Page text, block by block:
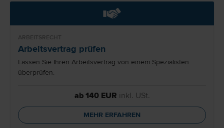
ARBEITSRECHT
Arbeitsvertrag prüfen
Lassen Sie Ihren Arbeitsvertrag von einem Spezialisten
überprüfen.
ab 140 EUR inkl. USt.
MEHR ERFAHREN